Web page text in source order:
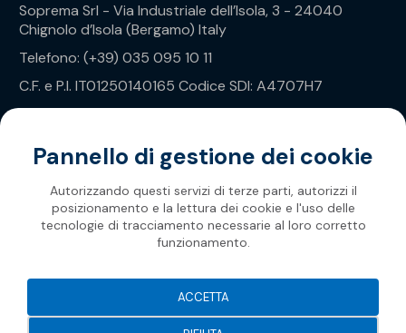
Soprema Srl - Via Industriale dell’Isola, 3 - 24040
Chignolo d’Isola (Bergamo) Italy
Telefono: (+39) 035 095 10 11
C.F. e P.I. IT01250140165 Codice SDI: A4707H7
Privacy Policy
Soprema 2026
Pannello di gestione dei cookie
Autorizzando questi servizi di terze parti, autorizzi il
posizionamento e la lettura dei cookie e l'uso delle
tecnologie di tracciamento necessarie al loro corretto
funzionamento.
ACCETTA